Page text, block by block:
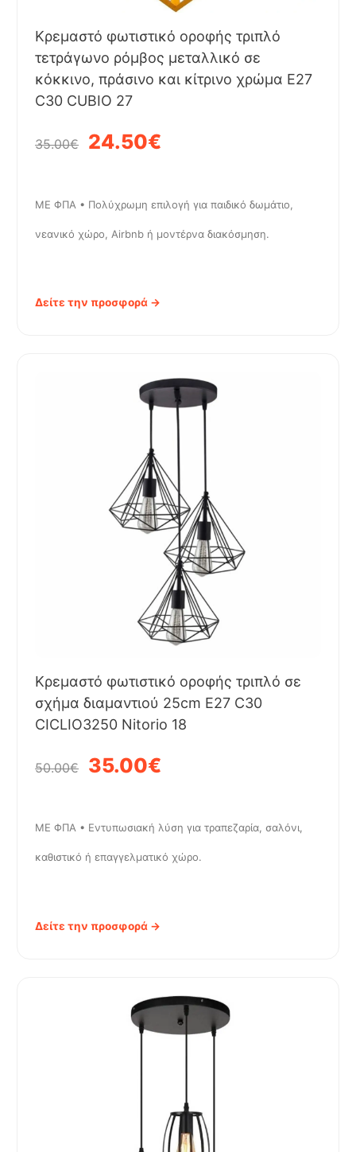
Κρεμαστό φωτιστικό οροφής τριπλό
τετράγωνο ρόμβος μεταλλικό σε
κόκκινο, πράσινο και κίτρινο χρώμα E27
C30 CUBIO 27
35.00€ 24.50€
ΜΕ ΦΠΑ • Πολύχρωμη επιλογή για παιδικό δωμάτιο,
νεανικό χώρο, Airbnb ή μοντέρνα διακόσμηση.
Δείτε την προσφορά →
Κρεμαστό φωτιστικό οροφής τριπλό σε
σχήμα διαμαντιού 25cm E27 C30
CICLIO3250 Nitorio 18
50.00€ 35.00€
ΜΕ ΦΠΑ • Εντυπωσιακή λύση για τραπεζαρία, σαλόνι,
καθιστικό ή επαγγελματικό χώρο.
Δείτε την προσφορά →